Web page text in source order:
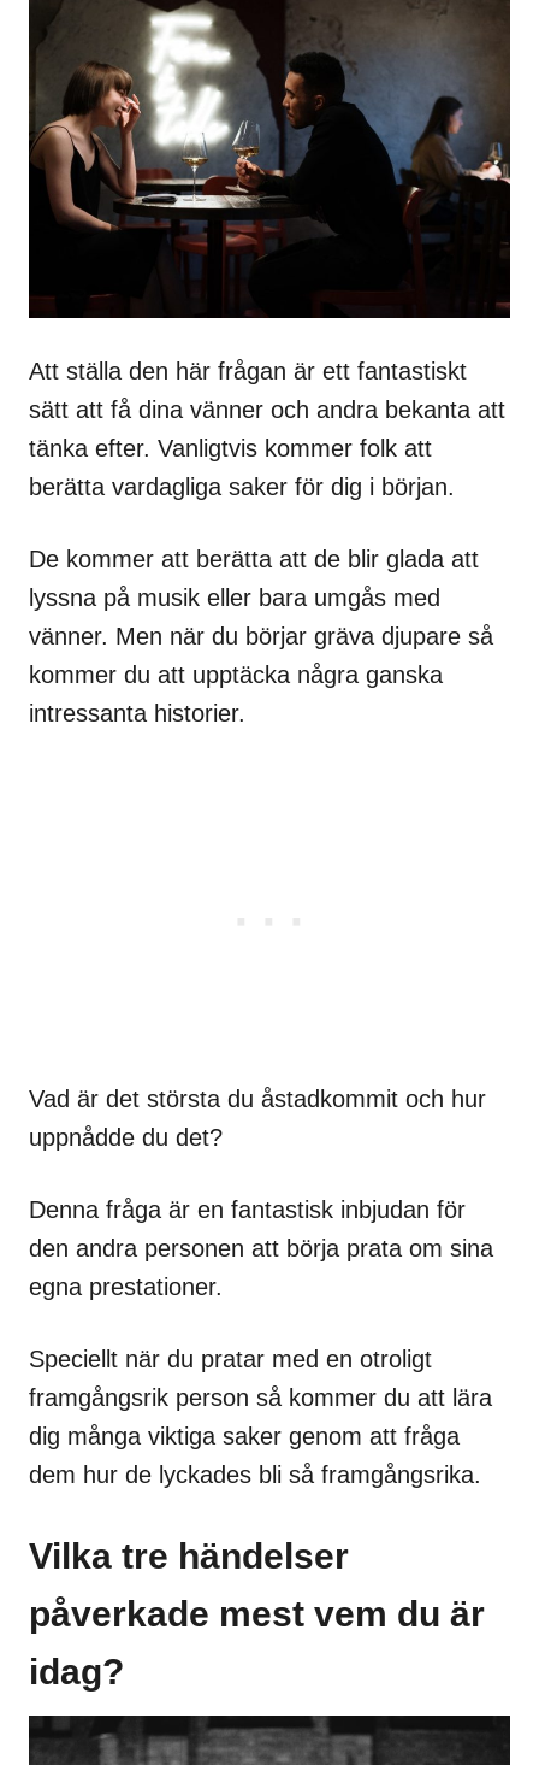
Att ställa den här frågan är ett fantastiskt
sätt att få dina vänner och andra bekanta att
tänka efter. Vanligtvis kommer folk att
berätta vardagliga saker för dig i början.
De kommer att berätta att de blir glada att
lyssna på musik eller bara umgås med
vänner. Men när du börjar gräva djupare så
kommer du att upptäcka några ganska
intressanta historier.
Vad är det största du åstadkommit och hur
uppnådde du det?
Denna fråga är en fantastisk inbjudan för
den andra personen att börja prata om sina
egna prestationer.
Speciellt när du pratar med en otroligt
framgångsrik person så kommer du att lära
dig många viktiga saker genom att fråga
dem hur de lyckades bli så framgångsrika.
Vilka tre händelser
påverkade mest vem du är
idag?